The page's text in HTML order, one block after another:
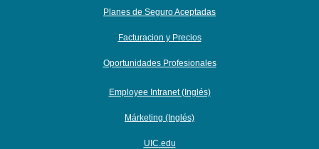
Planes de Seguro Aceptadas
Facturacion y Precios
Oportunidades Profesionales
Employee Intranet (Inglés)
Márketing (Inglés)
UIC.edu